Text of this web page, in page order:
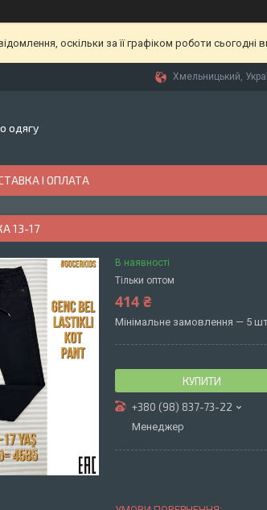
оскільки за її графіком роботи
Хмельницький,
одягу
І ОПЛАТА
13-17
В наявності
Тільки оптом
414 ₴
Мінімальне замовлення — 5
КУПИТИ
+380 (98) 837-73-22
Менеджер